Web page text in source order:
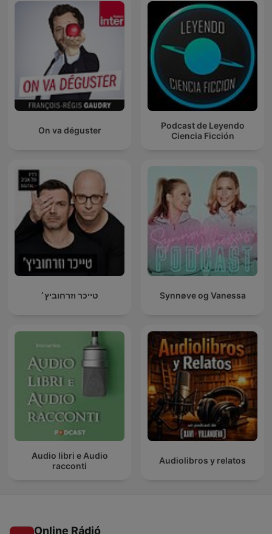
On va déguster
Podcast de Leyendo
Ciencia Ficción
טייכר וזרחוביץ׳ Synnøve og Vanessa
Audio libri e Audio
racconti
Audiolibros y relatos
Online Rádió